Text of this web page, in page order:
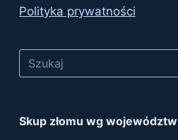
Polityka prywatności
Skup złomu wg województw